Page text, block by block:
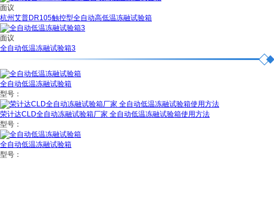
面议
杭州艾普DR105触控型全自动高低温冻融试验箱
面议
全自动低温冻融试验箱3
全自动低温冻融试验箱
型号：
荣计达CLD全自动冻融试验箱厂家 全自动低温冻融试验箱使用方法
型号：
全自动低温冻融试验箱
型号：